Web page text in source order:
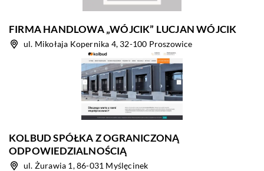
FIRMA HANDLOWA „WÓJCIK” LUCJAN WÓJCIK
ul. Mikołaja Kopernika 4, 32-100 Proszowice
KOLBUD SPÓŁKA Z OGRANICZONĄ
ODPOWIEDZIALNOŚCIĄ
ul. Żurawia 1, 86-031 Myślęcinek